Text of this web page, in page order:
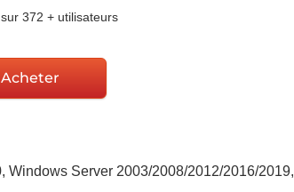
372 + utilisateurs
Acheter
Windows Server 2003/2008/2012/2016/2019,